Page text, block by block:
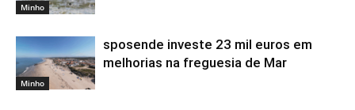
Minho
Minho
sposende investe 23 mil euros em
melhorias na freguesia de Mar